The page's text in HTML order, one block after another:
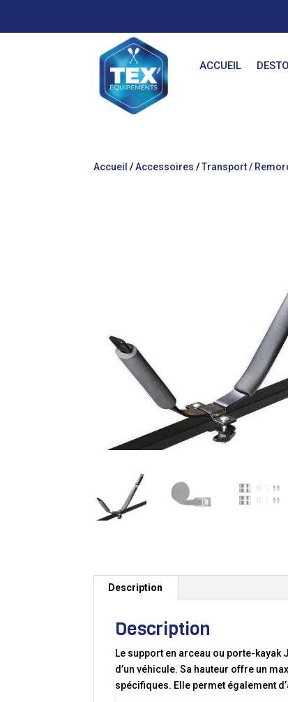
ACCUEIL
Accueil /Accessoires /Transport /
Description
Description
Le support en arceau ou porte-
d’un véhicule. Sa hauteur offre un
spécifiques. Elle permet également